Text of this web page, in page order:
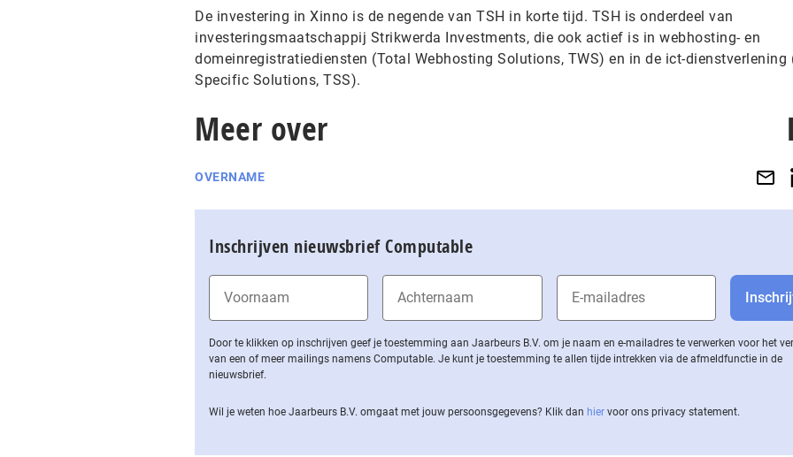
De investering in Xinno is de negende van TSH in korte tijd. TSH is onderdeel van
investeringsmaatschappij Strikwerda Investments, die ook actief is in webhosting- en
domeinregistratiediensten (Total Webhosting Solutions, TWS) en in de ict-dienstverlening
Specific Solutions, TSS).
Meer over
OVERNAME
Inschrijven nieuwsbrief Computable
Door te klikken op inschrijven geef je toestemming aan Jaarbeurs B.V. om je naam en e-mailadres te verwerken voor het
van een of meer mailings namens Computable. Je kunt je toestemming te allen tijde intrekken via de af­meld­func­tie in de
nieuwsbrief.
Wil je weten hoe Jaarbeurs B.V. omgaat met jouw per­soons­ge­ge­vens? Klik dan hier voor ons privacy statement.